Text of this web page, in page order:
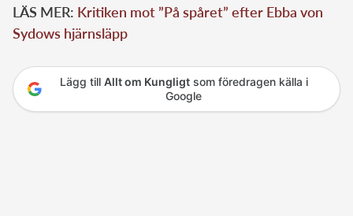
LÄS MER: Kritiken mot ”På spåret” efter Ebba von
Sydows hjärnsläpp
Lägg till Allt om Kungligtsom föredragen källa i
Google